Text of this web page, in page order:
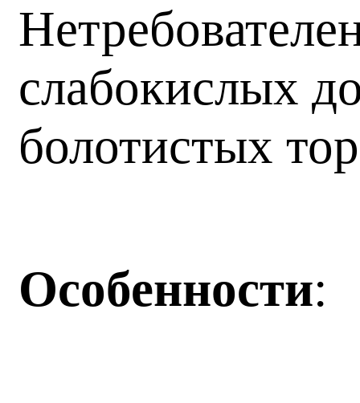
слабокислых
болотистых
Особенности: